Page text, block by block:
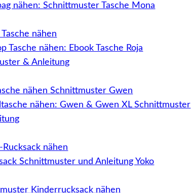
h
e
r
P
e
i
w
a
r
e
s
i
t
9
,
9
nähen: Schnittmuster Tasche Mona
Tasche nähen: Ebook Tasche Roja
& Anleitung
nähen: Gwen & Gwen XL Schnittmuster
Schnittmuster und Anleitung Yoko